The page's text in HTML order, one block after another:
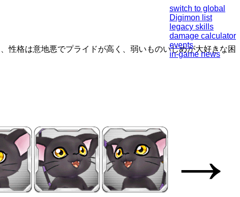
switch to global
Digimon list
legacy skills
damage calculator
events
in-game news
性格は意地悪でプライドが高く、弱いものいじめが大好きな困
→